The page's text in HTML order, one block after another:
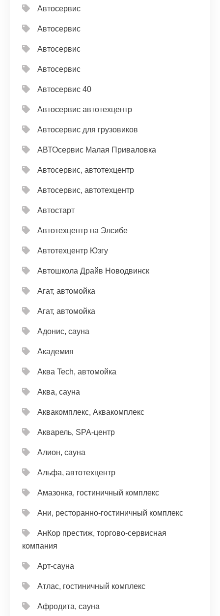
Автосервис
Автосервис
Автосервис
Автосервис
Автосервис 40
Автосервис автотехцентр
Автосервис для грузовиков
АВТОсервис Малая Приваловка
Автосервис, автотехцентр
Автосервис, автотехцентр
Автостарт
Автотехцентр на Элсибе
Автотехцентр Юзгу
Автошкола Драйв Новодвинск
Агат, автомойка
Агат, автомойка
Адонис, сауна
Академия
Аква Tech, автомойка
Аква, сауна
Аквакомплекс, Аквакомплекс
Акварель, SPA-центр
Алион, сауна
Альфа, автотехцентр
Амазонка, гостиничный комплекс
Ани, ресторанно-гостиничный комплекс
АнКор престиж, торгово-сервисная
компания
Арт-сауна
Атлас, гостиничный комплекс
Афродита, сауна